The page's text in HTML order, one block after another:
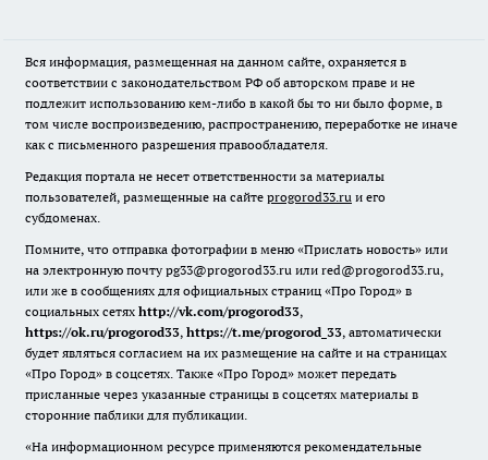
Вся информация, размещенная на данном сайте, охраняется в
соответствии с законодательством РФ об авторском праве и не
подлежит использованию кем-либо в какой бы то ни было форме, в
том числе воспроизведению, распространению, переработке не иначе
как с письменного разрешения правообладателя.
Редакция портала не несет ответственности за материалы
пользователей, размещенные на сайте progorod33.ru и его
субдоменах.
Помните, что отправка фотографии в меню «Прислать новость» или
на электронную почту pg33@progorod33.ru или red@progorod33.ru,
или же в сообщениях для официальных страниц «Про Город» в
социальных сетях http://vk.com/progorod33,
https://ok.ru/progorod33, https://t.me/progorod_33, автоматически
будет являться согласием на их размещение на сайте и на страницах
«Про Город» в соцсетях. Также «Про Город» может передать
присланные через указанные страницы в соцсетях материалы в
сторонние паблики для публикации.
«На информационном ресурсе применяются рекомендательные